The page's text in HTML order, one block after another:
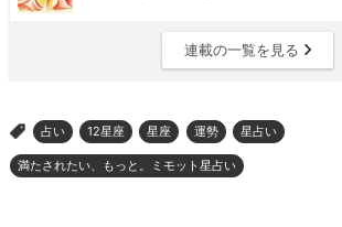
連載の一覧を見る
> 占い 12星座 星座 運勢 星占い
満たされたい、もっと。ミモット星占い